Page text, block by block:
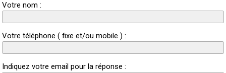
Votre nom :
Votre téléphone ( fixe et/ou mobile ) :
Indiquez votre email pour la réponse :